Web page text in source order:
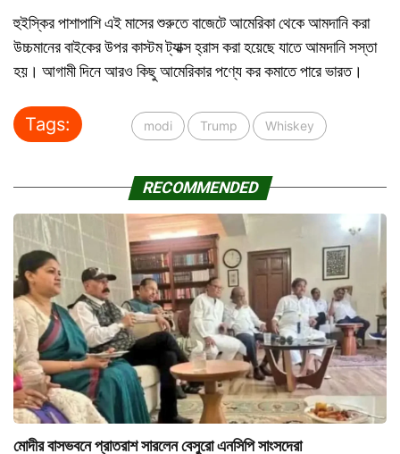
হুইস্কির পাশাপাশি এই মাসের শুরুতে বাজেটে আমেরিকা থেকে আমদানি করা
উচ্চমানের বাইকের উপর কাস্টম ট্যাক্স হ্রাস করা হয়েছে যাতে আমদানি সস্তা
হয়। আগামী দিনে আরও কিছু আমেরিকার পণ্যে কর কমাতে পারে ভারত।
Tags: modi Trump Whiskey
RECOMMENDED
মোদীর বাসভবনে প্রাতরাশ সারলেন বেসুরো এনসিপি সাংসদেরা